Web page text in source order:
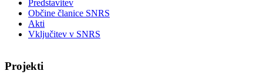
Predstavitev
Občine članice SNRS
Akti
Vključitev v SNRS
Projekti